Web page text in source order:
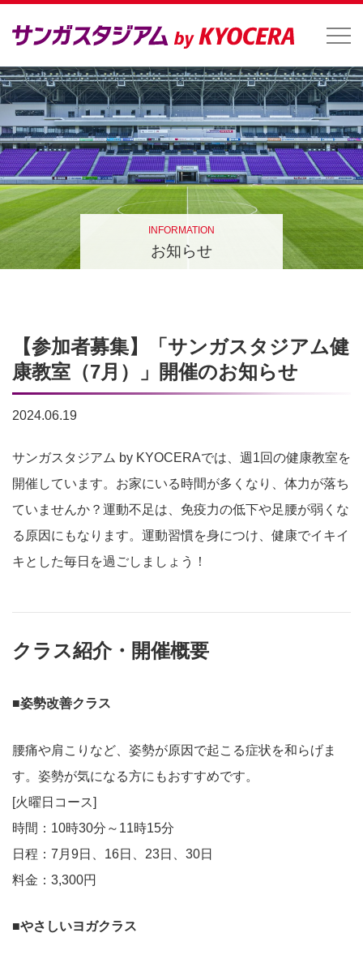
INFORMATION
お知らせ
【参加者募集】「サンガスタジアム健
康教室（7月）」開催のお知らせ
2024.06.19
サンガスタジアム by KYOCERAでは、週1回の健康教室を
開催しています。お家にいる時間が多くなり、体力が落ち
ていませんか？運動不足は、免疫力の低下や足腰が弱くな
る原因にもなります。運動習慣を身につけ、健康でイキイ
キとした毎日を過ごしましょう！
クラス紹介・開催概要
■姿勢改善クラス
腰痛や肩こりなど、姿勢が原因で起こる症状を和らげま
す。姿勢が気になる方にもおすすめです。
[火曜日コース]
時間：10時30分～11時15分
日程：7月9日、16日、23日、30日
料金：3,300円
■やさしいヨガクラス